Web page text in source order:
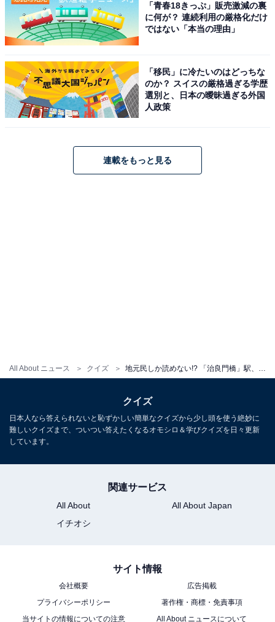
All About ニュース クイズ
「青春18きっぷ」販売激減の裏
に何が？ 連続利用の厳格化だけ
ではない「本当の理由」
「移民」に冷たいのはどっちな
のか？ スイスの厳格過ぎる学歴
選別と、日本の曖昧過ぎる外国
人政策
連載をもっと見る
クイズ
日本人なら答えられないと恥ずかしい簡単なクイズから少し頭を使う絶妙に
難しいクイズまで、ついつい答えたくなるオモシロ＆学びクイズを日々更新
しています。
関連サービス
All About
All About Japan
イチオシ
サイト情報
会社概要
広告掲載
プライバシーポリシー
著作権・商標・免責事項
当サイトの情報についての注意
All About ニュースについて